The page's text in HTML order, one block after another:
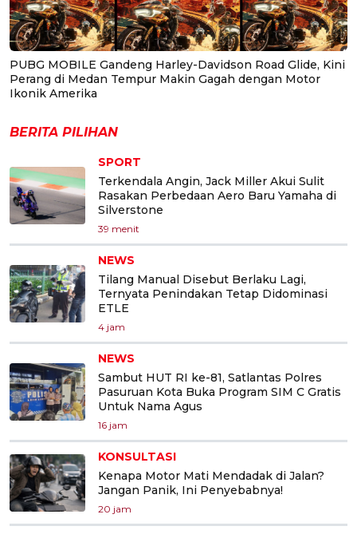
PUBG MOBILE Gandeng Harley-Davidson Road Glide, Kini
Perang di Medan Tempur Makin Gagah dengan Motor
Ikonik Amerika
BERITA PILIHAN
SPORT
Terkendala Angin, Jack Miller Akui Sulit
Rasakan Perbedaan Aero Baru Yamaha di
Silverstone
39 menit
NEWS
Tilang Manual Disebut Berlaku Lagi,
Ternyata Penindakan Tetap Didominasi
ETLE
4 jam
NEWS
Sambut HUT RI ke-81, Satlantas Polres
Pasuruan Kota Buka Program SIM C Gratis
Untuk Nama Agus
16 jam
KONSULTASI
Kenapa Motor Mati Mendadak di Jalan?
Jangan Panik, Ini Penyebabnya!
20 jam